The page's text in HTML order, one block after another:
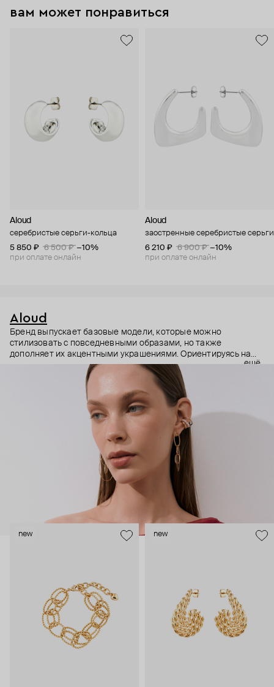
вам может понравиться
Aloud
серебристые серьги-кольца
5 850 ₽
6 500 ₽ −10%
при оплате онлайн
Aloud
заостренные серебристые серьги
6 210 ₽
6 900 ₽ −10%
при оплате онлайн
Aloud
Бренд выпускает базовые модели, которые можно
стилизовать с повседневными образами, но также
дополняет их акцентными украшениями. Ориентируясь на
долгосрочные тренды, вдохновляясь культурой, искусством и
людьми, Aloud показывает коллекции несколько раз в год. А
в названии бренда зашифрован призыв слушать внутренний
голос и транслировать его через украшения.
ещё
new new